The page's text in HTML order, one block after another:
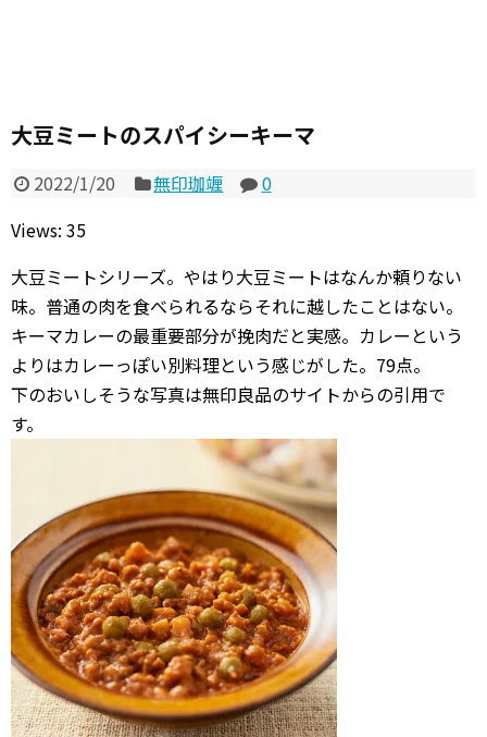
大豆ミートのスパイシーキーマ
2022/1/20 無印珈竰
0
Views: 35
大豆ミートシリーズ。やはり大豆ミートはなんか頼りない
味。普通の肉を食べられるならそれに越したことはない。
キーマカレーの最重要部分が挽肉だと実感。カレーという
よりはカレーっぽい別料理という感じがした。79点。
下のおいしそうな写真は無印良品のサイトからの引用で
す。